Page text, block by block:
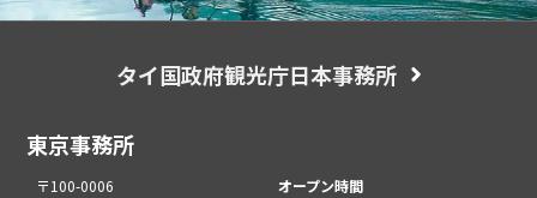
タイ国政府観光庁日本事務所
東京事務所
〒100-0006
オープン時間